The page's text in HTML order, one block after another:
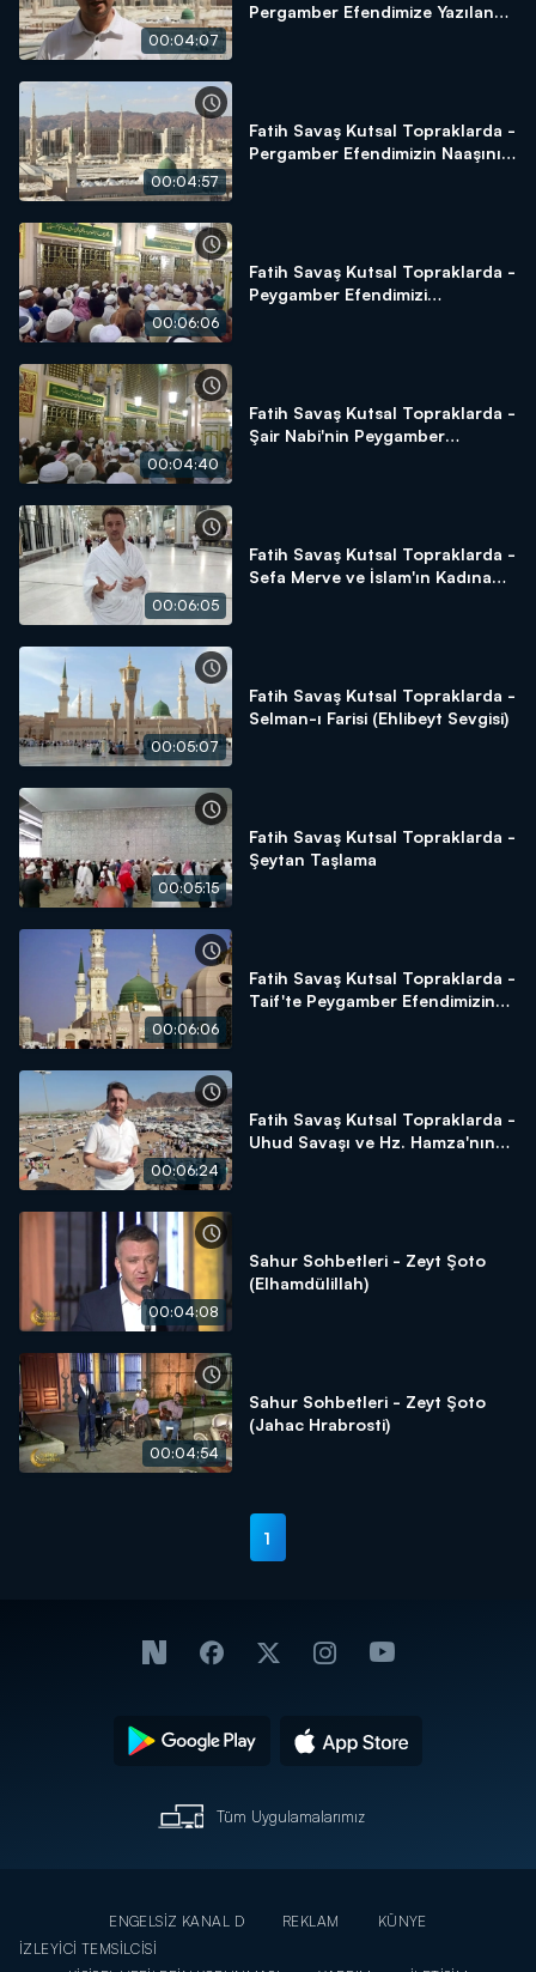
00:04:07
Pergamber Efendimize Yazılan
00:04:57
Fatih Savaş Kutsal Topraklarda -
Pergamber Efendimizin Naaşını
00:06:06
Fatih Savaş Kutsal Topraklarda -
Peygamber Efendimizi
00:04:40
Fatih Savaş Kutsal Topraklarda -
Şair Nabi'nin Peygamber
00:06:05
Fatih Savaş Kutsal Topraklarda -
Sefa Merve ve İslam'ın Kadına
00:05:07
Fatih Savaş Kutsal Topraklarda -
Selman-ı Farisi (Ehlibeyt Sevgisi)
00:05:15
Fatih Savaş Kutsal Topraklarda -
Şeytan Taşlama
00:06:06
Fatih Savaş Kutsal Topraklarda -
Taif'te Peygamber Efendimizin
00:06:24
Fatih Savaş Kutsal Topraklarda -
Uhud Savaşı ve Hz. Hamza'nın
00:04:08
Sahur Sohbetleri - Zeyt Şoto
(Elhamdülillah)
00:04:54
Sahur Sohbetleri - Zeyt Şoto
(Jahac Hrabrosti)
1
Tüm Uygulamalarımız
ENGELSİZ KANAL D REKLAM
KÜNYE
İZLEYİCİ TEMSİLCİSİ